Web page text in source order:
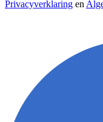
Privacyverklaring en